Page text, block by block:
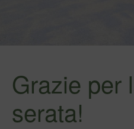
Grazie per
serata!